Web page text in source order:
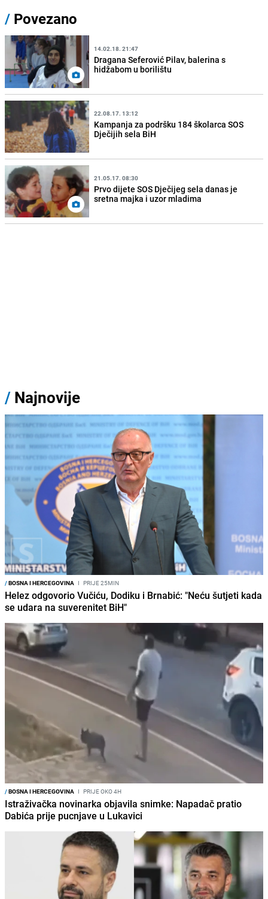
/ Povezano
14.02.18. 21:47
Dragana Seferović Pilav, balerina s
hidžabom u borilištu
22.08.17. 13:12
Kampanja za podršku 184 školarca SOS
Dječijih sela BiH
21.05.17. 08:30
Prvo dijete SOS Dječijeg sela danas je
sretna majka i uzor mladima
/ Najnovije
/BOSNA I HERCEGOVINA I PRIJE 25MIN
Helez odgovorio Vučiću, Dodiku i Brnabić: "Neću šutjeti kada
se udara na suverenitet BiH"
/BOSNA I HERCEGOVINA I PRIJE OKO 4H
Istraživačka novinarka objavila snimke: Napadač pratio
Dabića prije pucnjave u Lukavici